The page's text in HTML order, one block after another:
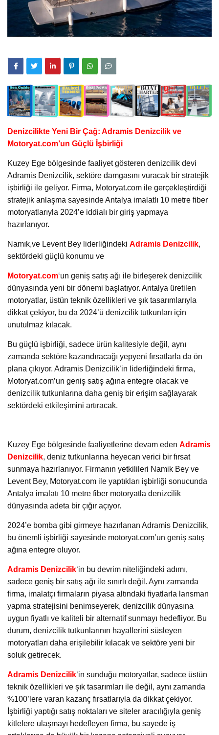
Denizcilikte Yeni Bir Çağ: Adramis Denizcilik ve
Motoryat.com’un Güçlü İşbirliği
Kuzey Ege bölgesinde faaliyet gösteren denizcilik devi
Adramis Denizcilik, sektöre damgasını vuracak bir stratejik
işbirliği ile geliyor. Firma, Motoryat.com ile gerçekleştirdiği
stratejik anlaşma sayesinde Antalya imalatlı 10 metre fiber
motoryatlarıyla 2024’e iddialı bir giriş yapmaya
hazırlanıyor.
Namık,ve Levent Bey liderliğindeki Adramis Denizcilik,
sektördeki güçlü konumu ve
Motoryat.com‘un geniş satış ağı ile birleşerek denizcilik
dünyasında yeni bir dönemi başlatıyor. Antalya üretilen
motoryatlar, üstün teknik özellikleri ve şık tasarımlarıyla
dikkat çekiyor, bu da 2024’ü denizcilik tutkunları için
unutulmaz kılacak.
Bu güçlü işbirliği, sadece ürün kalitesiyle değil, aynı
zamanda sektöre kazandıracağı yepyeni fırsatlarla da ön
plana çıkıyor. Adramis Denizcilik’in liderliğindeki firma,
Motoryat.com’un geniş satış ağına entegre olacak ve
denizcilik tutkunlarına daha geniş bir erişim sağlayarak
sektördeki etkileşimini artıracak.
Kuzey Ege bölgesinde faaliyetlerine devam eden Adramis
Denizcilik, deniz tutkunlarına heyecan verici bir fırsat
sunmaya hazırlanıyor. Firmanın yetkilileri Namik Bey ve
Levent Bey, Motoryat.com ile yaptıkları işbirliği sonucunda
Antalya imalatı 10 metre fiber motoryatla denizcilik
dünyasında adeta bir çığır açıyor.
2024’e bomba gibi girmeye hazırlanan Adramis Denizcilik,
bu önemli işbirliği sayesinde motoryat.com’un geniş satış
ağına entegre oluyor.
Adramis Denizcilik‘in bu devrim niteliğindeki adımı,
sadece geniş bir satış ağı ile sınırlı değil. Aynı zamanda
firma, imalatçı firmaların piyasa altındaki fiyatlarla lansman
yapma stratejisini benimseyerek, denizcilik dünyasına
uygun fiyatlı ve kaliteli bir alternatif sunmayı hedefliyor. Bu
durum, denizcilik tutkunlarının hayallerini süsleyen
motoryatları daha erişilebilir kılacak ve sektöre yeni bir
soluk getirecek.
Adramis Denizcilik‘in sunduğu motoryatlar, sadece üstün
teknik özellikleri ve şık tasarımları ile değil, aynı zamanda
%100’lere varan kazanç fırsatlarıyla da dikkat çekiyor.
İşbirliği yaptığı satış noktaları ve siteler aracılığıyla geniş
kitlelere ulaşmayı hedefleyen firma, bu sayede iş